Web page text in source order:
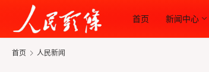
首页 新闻中心
首页 人民新闻